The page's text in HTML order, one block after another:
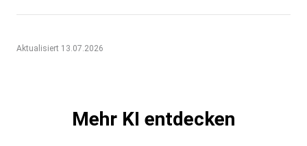
Aktualisiert 13.07.2026
Mehr KI entdecken